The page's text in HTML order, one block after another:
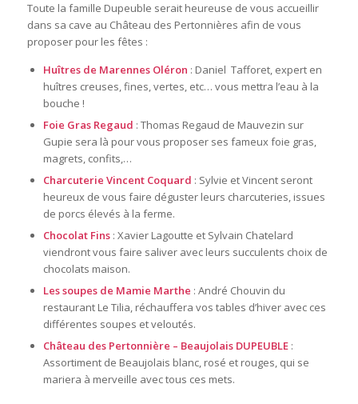
Toute la famille Dupeuble serait heureuse de vous accueillir
dans sa cave au Château des Pertonnières afin de vous
proposer pour les fêtes :
Huîtres de Marennes Oléron : Daniel Tafforet, expert en
huîtres creuses, fines, vertes, etc… vous mettra l’eau à la
bouche !
Foie Gras Regaud : Thomas Regaud de Mauvezin sur
Gupie sera là pour vous proposer ses fameux foie gras,
magrets, confits,…
Charcuterie Vincent Coquard : Sylvie et Vincent seront
heureux de vous faire déguster leurs charcuteries, issues
de porcs élevés à la ferme.
Chocolat Fins: Xavier Lagoutte et Sylvain Chatelard
viendront vous faire saliver avec leurs succulents choix de
chocolats maison.
Les soupes de Mamie Marthe : André Chouvin du
restaurant Le Tilia, réchauffera vos tables d’hiver avec ces
différentes soupes et veloutés.
Château des Pertonnière – Beaujolais DUPEUBLE :
Assortiment de Beaujolais blanc, rosé et rouges, qui se
mariera à merveille avec tous ces mets.